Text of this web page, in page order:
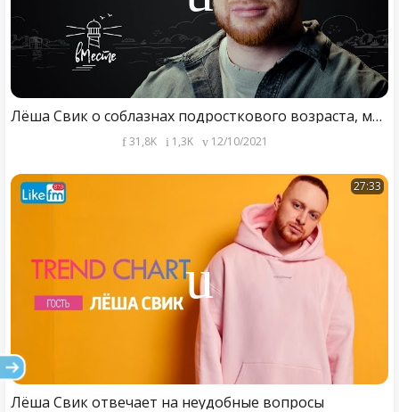
Лёша Свик о соблазнах подросткового возраста, музыке, мотивации и вере в себя, для «вМесте»
31,8K 1,3K 12/10/2021
27:33
Лёша Свик отвечает на неудобные вопросы